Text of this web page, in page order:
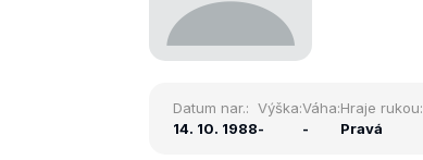
Datum nar.:
14. 10. 1988
Výška:
-
Váha:
-
Hraje rukou:
Pravá